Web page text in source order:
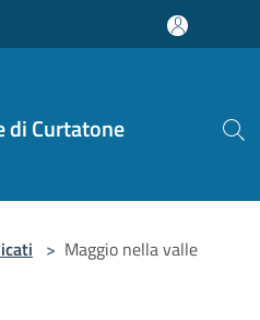
di Curtatone
> Maggio nella valle